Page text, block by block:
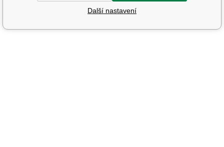
Další nastavení